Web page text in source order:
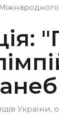
України,